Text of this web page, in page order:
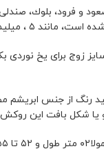
، میلیمتر و غیره .
سایز زوج برای یخ
رنگ از جنس
یا شكل بافت این
دارد.